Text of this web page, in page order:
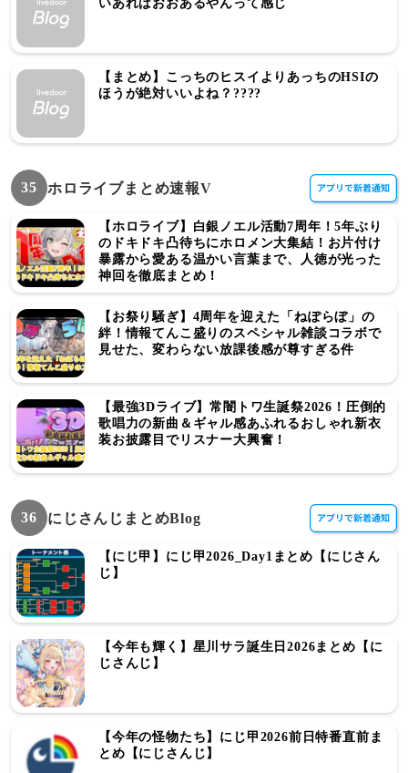
いあればおおあるやんって感じ
【まとめ】こっちのヒスイよりあっちのHSIの
ほうが絶対いいよね？????
35 ホロライブまとめ速報V
【ホロライブ】白銀ノエル活動7周年！5年ぶり
のドキドキ凸待ちにホロメン大集結！お片付け
暴露から愛ある温かい言葉まで、人徳が光った
神回を徹底まとめ！
【お祭り騒ぎ】4周年を迎えた「ねぽらぼ」の
絆！情報てんこ盛りのスペシャル雑談コラボで
見せた、変わらない放課後感が尊すぎる件
【最強3Dライブ】常闇トワ生誕祭2026！圧倒的
歌唱力の新曲＆ギャル感あふれるおしゃれ新衣
装お披露目でリスナー大興奮！
36 にじさんじまとめBlog
【にじ甲】にじ甲2026_Day1まとめ【にじさん
じ】
【今年も輝く】星川サラ誕生日2026まとめ【に
じさんじ】
【今年の怪物たち】にじ甲2026前日特番直前ま
とめ【にじさんじ】